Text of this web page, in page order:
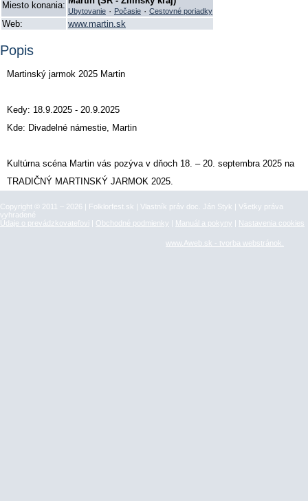
Miesto konania:
Ubytovanie · Počasie · Cestovné poriadky
Web: www.martin.sk
Popis
Martinský jarmok 2025 Martin
Kedy: 18.9.2025 - 20.9.2025
Kde: Divadelné námestie, Martin
Kultúrna scéna Martin vás pozýva v dňoch 18. – 20. septembra 2025 na
TRADIČNÝ MARTINSKÝ JARMOK 2025.
Copyright © 2011 – 2026 | Folklorfest.sk | Vlastník práv doc. Ján Styk | Všetky práva
vyhradené
Údaje o prevádzkovateľovi | Obchodné podmienky | Manuál a pokyny | Nastavenia cookies
www.Aweb.sk - tvorba webstránok.